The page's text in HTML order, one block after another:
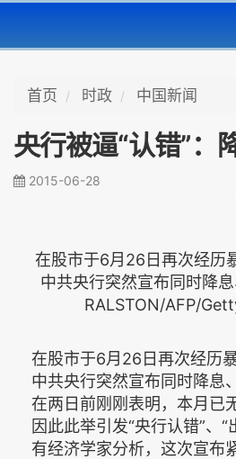
首页 时政 中国新闻
央行被逼“认错”：
2015-06-28
在股市于6月26日再次经历
中共央行突然宣布同时降
RALSTON/AFP/
在股市于6月26日再次经历
中共央行突然宣布同时降息
在两日前刚刚表明，本月已
因此此举引发“央行认错”、“
有经济学家分析，这次宣布